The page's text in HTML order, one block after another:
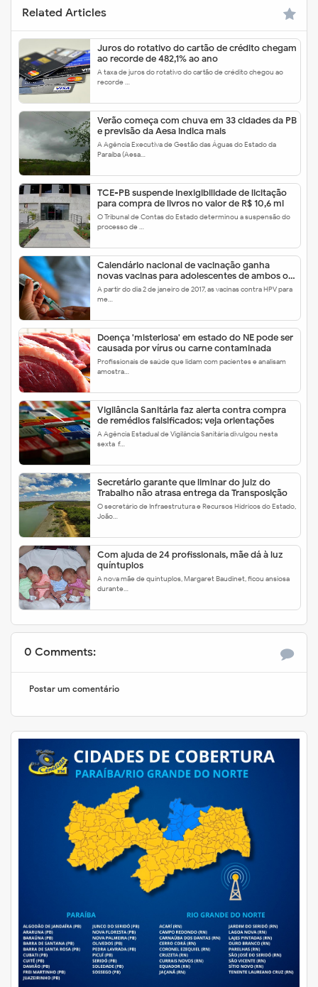
Related Articles
Juros do rotativo do cartão de crédito chegam
ao recorde de 482,1% ao ano
A taxa de juros do rotativo do cartão de crédito chegou ao
recorde …
Verão começa com chuva em 33 cidades da PB
e previsão da Aesa indica mais
A Agência Executiva de Gestão das Águas do Estado da
Paraíba (Aesa…
TCE-PB suspende inexigibilidade de licitação
para compra de livros no valor de R$ 10,6 mi
O Tribunal de Contas do Estado determinou a suspensão do
processo de …
Calendário nacional de vacinação ganha
novas vacinas para adolescentes de ambos os
sexos
A partir do dia 2 de janeiro de 2017, as vacinas contra HPV para
me…
Doença 'misteriosa' em estado do NE pode ser
causada por vírus ou carne contaminada
Profissionais de saúde que lidam com pacientes e analisam
amostra…
Vigilância Sanitária faz alerta contra compra
de remédios falsificados; veja orientações
A Agência Estadual de Vigilância Sanitária divulgou nesta
sexta-f…
Secretário garante que liminar do juiz do
Trabalho não atrasa entrega da Transposição
O secretário de Infraestrutura e Recursos Hídricos do Estado,
João…
Com ajuda de 24 profissionais, mãe dá à luz
quíntuplos
A nova mãe de quíntuplos, Margaret Baudinet, ficou ansiosa
durante…
0 Comments:
Postar um comentário